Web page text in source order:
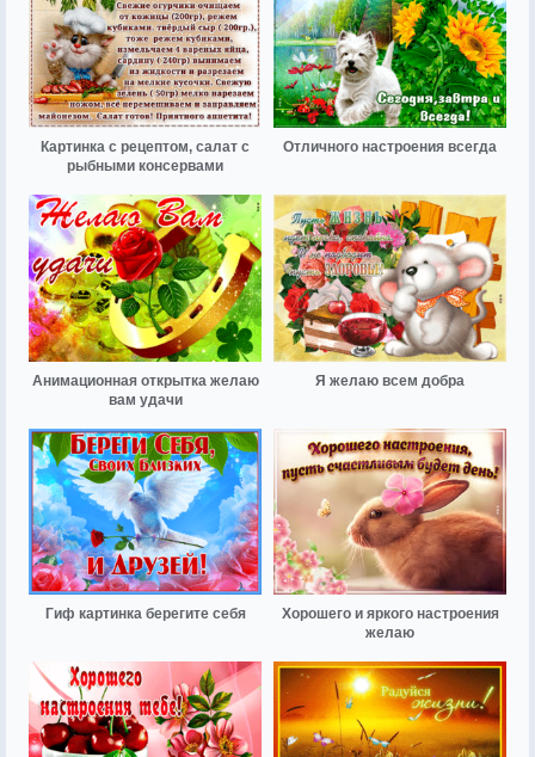
Картинка с рецептом, салат с
рыбными консервами
Отличного настроения всегда
Анимационная открытка желаю
вам удачи
Я желаю всем добра
Гиф картинка берегите себя
Хорошего и яркого настроения
желаю